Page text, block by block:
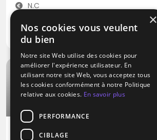
N.C
×
Nos cookies vous veulent
du bien
Notre site Web utilise des cookies pour
améliorer l'expérience utilisateur. En
utilisant notre site Web, vous acceptez tous
les cookies conformément à notre Politique
relative aux cookies. En savoir plus
PERFORMANCE
CIBLAGE